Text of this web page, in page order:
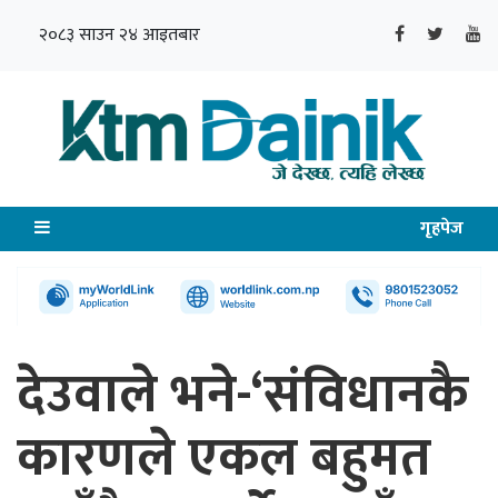
२०८३ साउन २४ आइतबार
गृहपेज
देउवाले भने-‘संविधानकै
कारणले एकल बहुमत